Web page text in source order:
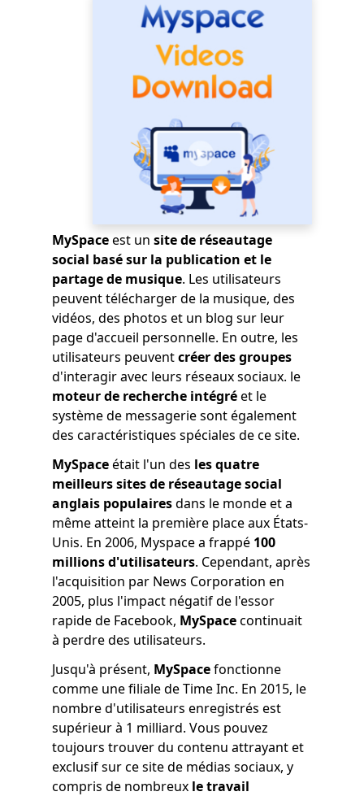
MySpaceest un site de réseautage
social basé sur la publication et le
partage de musique. Les utilisateurs
peuvent télécharger de la musique, des
vidéos, des photos et un blog sur leur
page d'accueil personnelle. En outre, les
utilisateurs peuventcréer des groupes
d'interagir avec leurs réseaux sociaux. le
moteur de recherche intégréet le
système de messagerie sont également
des caractéristiques spéciales de ce site.
MySpaceétait l'un des les quatre
meilleurs sites de réseautage social
anglais populairesdans le monde et a
même atteint la première place aux États-
Unis. En 2006, Myspace a frappé 100
millions d'utilisateurs. Cependant, après
l'acquisition par News Corporation en
2005, plus l'impact négatif de l'essor
rapide de Facebook, MySpacecontinuait
à perdre des utilisateurs.
Jusqu'à présent, MySpacefonctionne
comme une filiale de Time Inc. En 2015, le
nombre d'utilisateurs enregistrés est
supérieur à 1 milliard. Vous pouvez
toujours trouver du contenu attrayant et
exclusif sur ce site de médias sociaux, y
compris de nombreux le travail